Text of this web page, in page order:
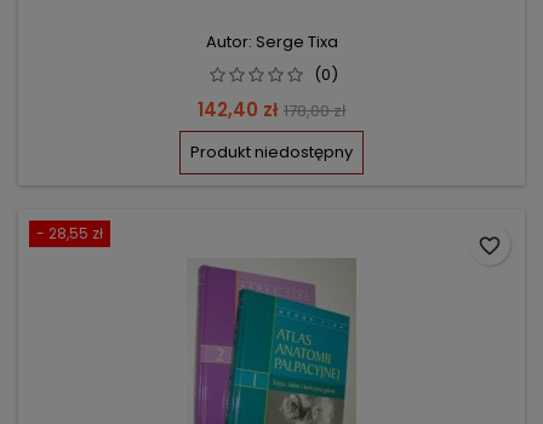
Autor: Serge Tixa
(0)
Cena
142,40 zł Cena
podstawowa
178,00 zł
Produkt niedostępny
- 28,55 zł
favorite_border